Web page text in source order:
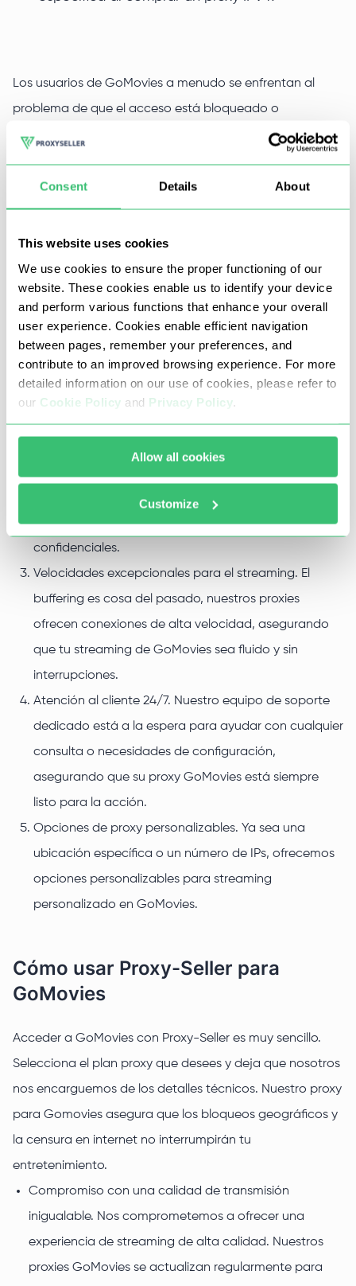
Consent Details About
This website uses cookies
We use cookies to ensure the proper functioning of our
website. These cookies enable us to identify your device
and perform various functions that enhance your overall
user experience. Cookies enable efficient navigation
between pages, remember your preferences, and
contribute to an improved browsing experience. For more
detailed information on our use of cookies, please refer to
our Cookie Policy and Privacy Policy
Allow all cookies
Customize
Los usuarios de GoMovies a menudo se enfrentan al
problema de que el acceso está bloqueado o
restringido, y se necesita un servicio proxy fiable que
ofrece la solución perfecta con nuestro proxy dedicado
GoMovies, desarrollado para mejorar su experiencia de
visualización sin compromiso.
Ventajas de elegir el proxy
GoMovies de Proxy-Seller
Acceso ilimitado. Nuestro proxy Gomovies es la
manera de desbloquear la plataforma en cuestión
de segundos.
proporciona una experiencia de navegación
protegida, manteniendo tus actividades
confidenciales.
Velocidades excepcionales para el streaming. El
buffering es cosa del pasado, nuestros proxies
ofrecen conexiones de alta velocidad, asegurando
que tu streaming de GoMovies sea fluido y sin
interrupciones.
Atención al cliente 24/7. Nuestro equipo de soporte
dedicado está a la espera para ayudar con cualquier
consulta o necesidades de configuración,
asegurando que su proxy GoMovies está siempre
listo para la acción.
Opciones de proxy personalizables. Ya sea una
ubicación específica o un número de IPs, ofrecemos
opciones personalizables para streaming
personalizado en GoMovies.
Cómo usar Proxy-Seller para
GoMovies
Acceder a GoMovies con Proxy-Seller es muy sencillo.
Selecciona el plan proxy que desees y deja que nosotros
nos encarguemos de los detalles técnicos. Nuestro proxy
para Gomovies asegura que los bloqueos geográficos y
la censura en internet no interrumpirán tu
entretenimiento.
Compromiso con una calidad de transmisión
inigualable. Nos comprometemos a ofrecer una
experiencia de streaming de alta calidad. Nuestros
proxies GoMovies se actualizan regularmente para